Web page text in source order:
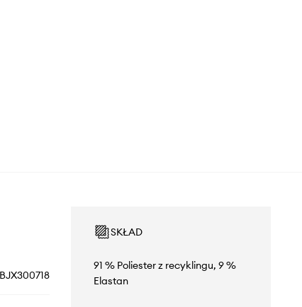
SKŁAD
91 % Poliester z recyklingu, 9 %
Elastan